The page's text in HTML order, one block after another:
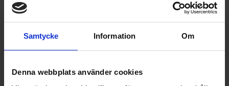
Samtycke Information Om
Denna webbplats använder cookies
Kamado SUMO tillbehörspaket
Premium grillhandskar i läder för säker hantering vid